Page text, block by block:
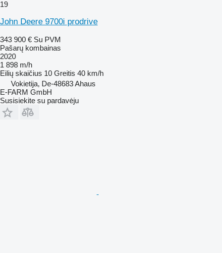
19
John Deere 9700i prodrive
343 900 € Su PVM
Pašarų kombainas
2020
1 898 m/h
Eilių skaičius 10 Greitis 40 km/h
Vokietija, De-48683 Ahaus
E-FARM GmbH
Susisiekite su pardavėju